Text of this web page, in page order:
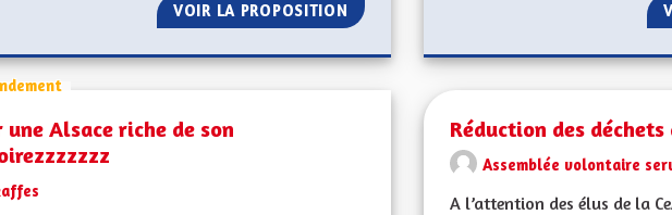
VOIR LA PROPOSITION L'ALSACE DE DEMAIN - PARTIE 4
une Alsace riche de son
Réduction des déchets
Assemblée volontaire
A l’attention des élus de la